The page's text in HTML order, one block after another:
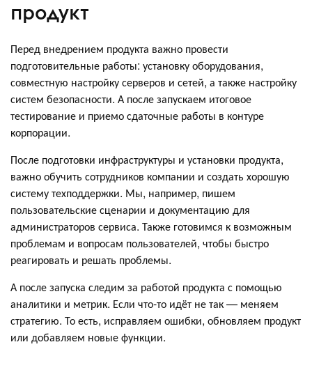
продукт
Перед внедрением продукта важно провести
подготовительные работы: установку оборудования,
совместную настройку серверов и сетей, а также настройку
систем безопасности. А после запускаем итоговое
тестирование и приемо сдаточные работы в контуре
корпорации.
После подготовки инфраструктуры и установки продукта,
важно обучить сотрудников компании и создать хорошую
систему техподдержки. Мы, например, пишем
пользовательские сценарии и документацию для
администраторов сервиса. Также готовимся к возможным
проблемам и вопросам пользователей, чтобы быстро
реагировать и решать проблемы.
А после запуска следим за работой продукта с помощью
аналитики и метрик. Если что-то идёт не так — меняем
стратегию. То есть, исправляем ошибки, обновляем продукт
или добавляем новые функции.